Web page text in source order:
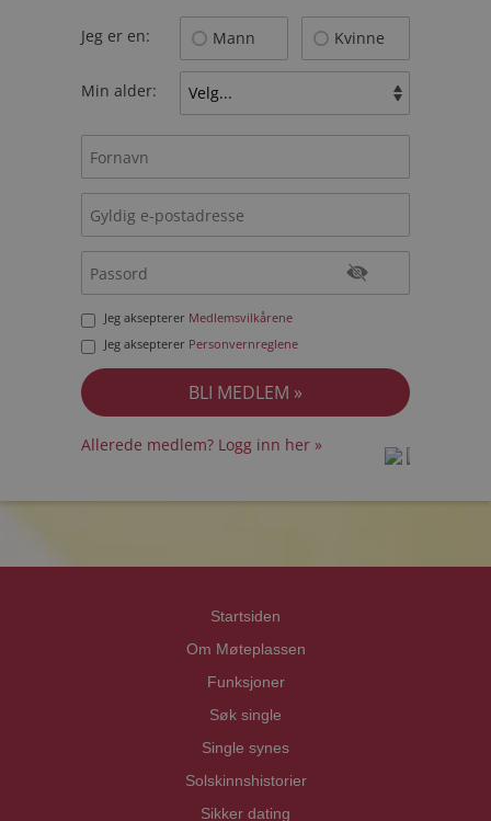
Jeg er en: Mann Kvinne
Min alder:
Jeg aksepterer Medlemsvilkårene
Jeg aksepterer Personvernreglene
Allerede medlem? Logg inn her »
Startsiden
Om Møteplassen
Funksjoner
Søk single
Single synes
Solskinnshistorier
Sikker dating